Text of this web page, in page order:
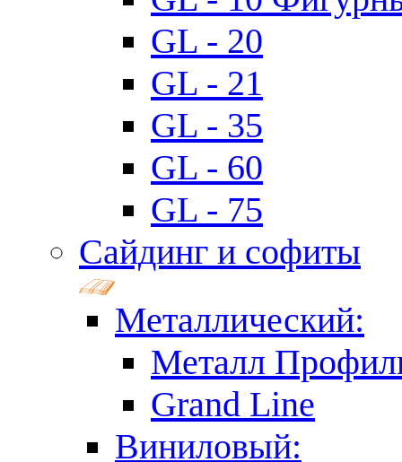
GL - 20
GL - 21
GL - 35
GL - 60
GL - 75
Сайдинг и софиты
Металлический:
Металл
Grand Line
Виниловый: